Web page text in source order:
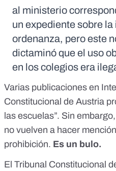
al ministerio
un expediente sobre
ordenanza, pero este
dictaminó que el uso
en los colegios era
Varias publicaciones en
Constitucional de Austria
las escuelas”. Sin
no vuelven a hacer
prohibición. Es un bulo.
El Tribunal Constitucional